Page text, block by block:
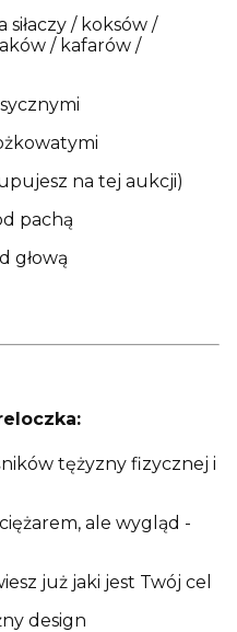
/ koksów /
/ kafarów /
na tej aukcji)
pachą
głową
tężyzny fizycznej i
ale wygląd -
już jaki jest Twój cel
design